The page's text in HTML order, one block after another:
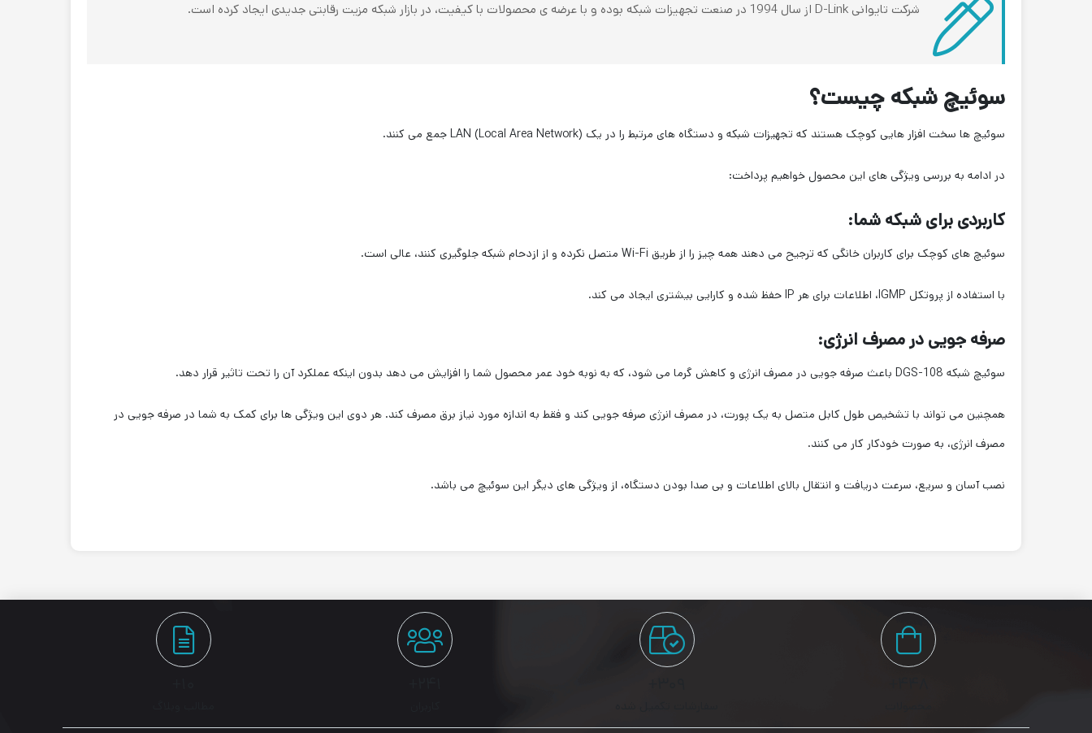
شرکت تایوانی D-Link از سال 1994 در صنعت تجهیزات شبکه بوده و با عرضه ی محصولات با کیفیت، در بازار شبکه مزیت رقابتی جدیدی ایجاد کرده است.
سوئیچ شبکه چیست؟
سوئیچ ها سخت افزار هایی کوچک هستند که تجهیزات شبکه و دستگاه های مرتبط را در یک (Local Area Network) LAN جمع می کنند.
در ادامه به بررسی ویژگی های این محصول خواهیم پرداخت:
کاربردی برای شبکه شما:
سوئیچ های کوچک برای کاربران خانگی که ترجیح می دهند همه چیز را از طریق Wi-Fi متصل نکرده و از ازدحام شبکه جلوگیری کنند، عالی است.
با استفاده از پروتکل IGMP، اطلاعات برای هر IP حفظ شده و کارایی بیشتری ایجاد می کند.
صرفه جویی در مصرف انرژی:
سوئیچ شبکه DGS-108 باعث صرفه جویی در مصرف انرژی و کاهش گرما می شود، که به نوبه خود عمر محصول شما را افزایش می دهد بدون اینکه عملکرد آن را تحت تاثیر قرار دهد .
همچنین می تواند با تشخیص طول کابل متصل به یک پورت، در مصرف انرژی صرفه جویی کند و فقط به اندازه مورد نیاز برق مصرف کند. هر دوی این ویژگی ها برای کمک به شما در صرفه جویی در
مصرف انرژی، به صورت خودکار کار می کنند.
نصب آسان و سریع، سرعت دریافت و انتقال بالای اطلاعات و بی صدا بودن دستگاه، از ویژگی های دیگر این سوئیچ می باشد.